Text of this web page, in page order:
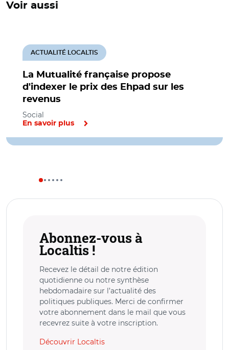
Voir aussi
La Mutualité française propose
d'indexer le prix des Ehpad sur les
revenus
ACTUALITÉ LOCALTIS
Social
En savoir plus
Abonnez-vous à
Localtis !
Recevez le détail de notre édition
quotidienne ou notre synthèse
hebdomadaire sur l’actualité des
politiques publiques. Merci de confirmer
votre abonnement dans le mail que vous
recevrez suite à votre inscription.
Découvrir Localtis